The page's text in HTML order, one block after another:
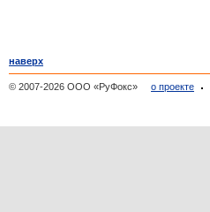
наверх
© 2007-2026 ООО «РуФокс» о проекте